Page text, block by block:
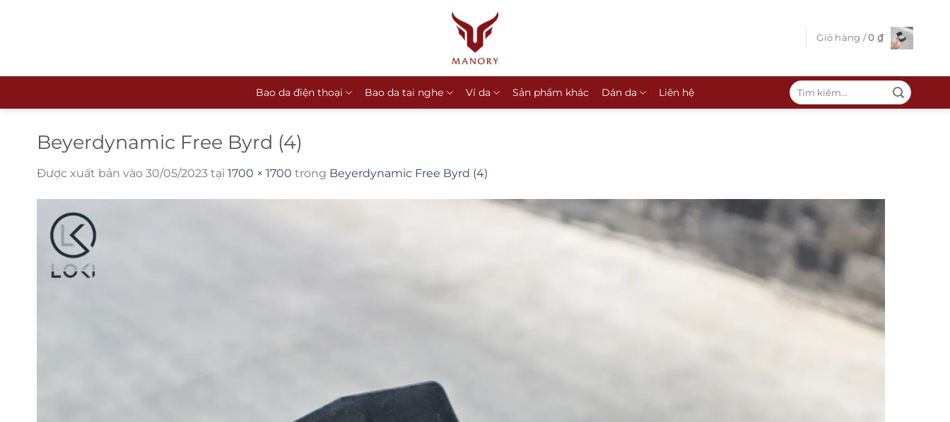
Giỏ hàng /0 ₫
Bao da điện thoại Bao da tai nghe Ví da Sản phẩm khác Dán da Liên hệ
Tìm
kiếm:
Beyerdynamic Free Byrd (4)
Được xuất bản vào 30/05/2023 tại 1700 × 1700 trong Beyerdynamic Free Byrd (4)